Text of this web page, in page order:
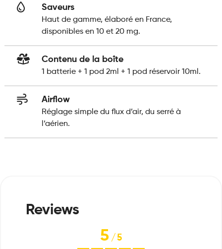
Saveurs
Haut de gamme, élaboré en France,
disponibles en 10 et 20 mg.
Contenu de la boîte
1 batterie + 1 pod 2ml + 1 pod réservoir 10ml.
Airflow
Réglage simple du flux d’air, du serré à
l’aérien.
5/5